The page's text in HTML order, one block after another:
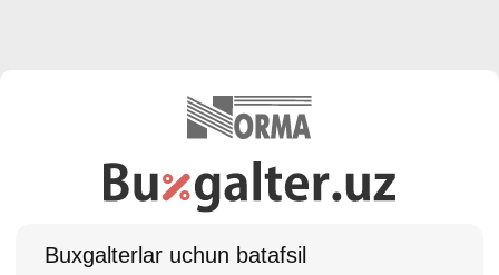
Buхgalterlar uchun batafsil